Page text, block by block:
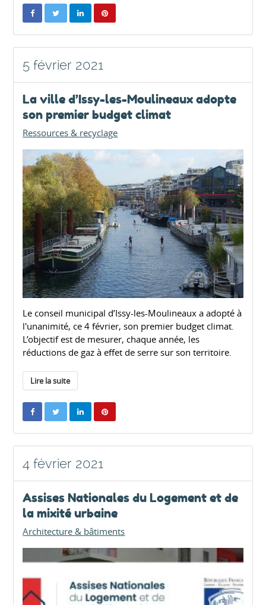
5 février 2021
La ville d’Issy-les-Moulineaux adopte
son premier budget climat
Ressources & recyclage
Le conseil municipal d’Issy-les-Moulineaux a adopté à
l'unanimité, ce 4 février, son premier budget climat.
L’objectif est de mesurer, chaque année, les
réductions de gaz à effet de serre sur son territoire.
Lire la suite
4 février 2021
Assises Nationales du Logement et de
la mixité urbaine
Architecture & bâtiments